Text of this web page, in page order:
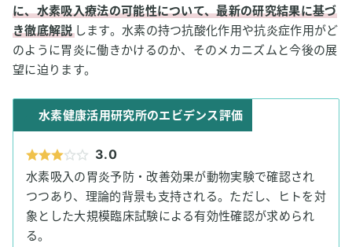
に、水素吸入療法の可能性について、最新の研究結果に基づ
き徹底解説します。水素の持つ抗酸化作用や抗炎症作用がど
のように胃炎に働きかけるのか、そのメカニズムと今後の展
望に迫ります。
水素健康活用研究所のエビデンス評価
3.0
水素吸入の胃炎予防・改善効果が動物実験で確認され
つつあり、理論的背景も支持される。ただし、ヒトを対
象とした大規模臨床試験による有効性確認が求められ
る。